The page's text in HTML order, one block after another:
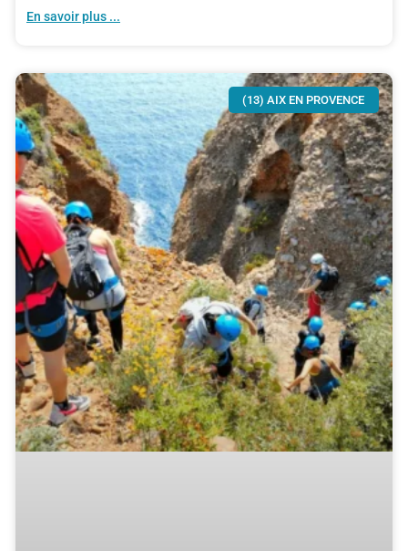
En savoir plus ...
(13) AIX EN PROVENCE